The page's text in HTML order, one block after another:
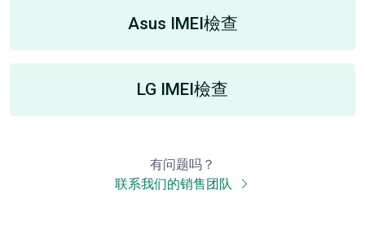
Asus IMEI檢查
LG IMEI檢查
有问题吗？
联系我们的销售团队